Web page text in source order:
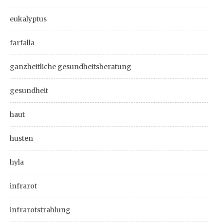
eukalyptus
farfalla
ganzheitliche gesundheitsberatung
gesundheit
haut
husten
hyla
infrarot
infrarotstrahlung